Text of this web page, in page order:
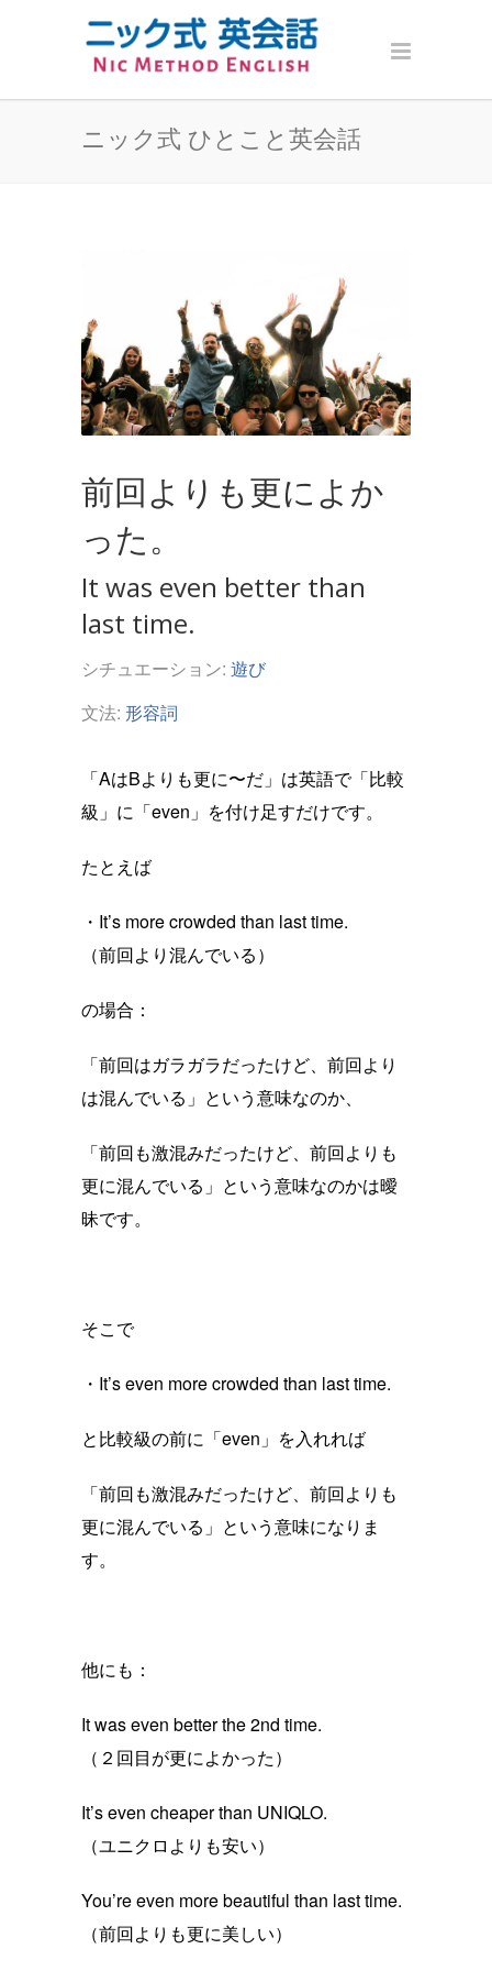
ニック式 ひとこと英会話
前回よりも更によか
った。
It was even better than
last time.
シチュエーション: 遊び
文法: 形容詞
「AはBよりも更に〜だ」は英語で「比較
級」に「even」を付け足すだけです。
たとえば
・It’s more crowded than last time.
（前回より混んでいる）
の場合：
「前回はガラガラだったけど、前回より
は混んでいる」という意味なのか、
「前回も激混みだったけど、前回よりも
更に混んでいる」という意味なのかは曖
昧です。
そこで
・It’s even more crowded than last time.
と比較級の前に「even」を入れれば
「前回も激混みだったけど、前回よりも
更に混んでいる」という意味になりま
す。
他にも：
It was even better the 2nd time.
（２回目が更によかった）
It’s even cheaper than UNIQLO.
（ユニクロよりも安い）
You’re even more beautiful than last time.
（前回よりも更に美しい）